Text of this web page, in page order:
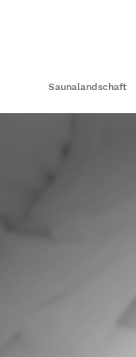
Saunalandschaft